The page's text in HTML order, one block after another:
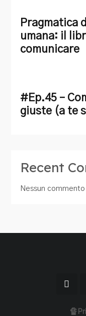
Pragmatica
umana: il
comunicare
#Ep.45 –
giuste (a te
Recent
Nessun